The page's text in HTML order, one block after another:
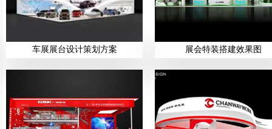
车展展台设计策划方案 展会特装搭建效果图